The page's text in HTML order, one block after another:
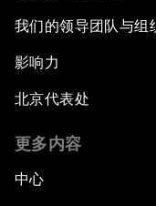
我们的领导团队与组
影响力
北京代表处
更多内容
中心